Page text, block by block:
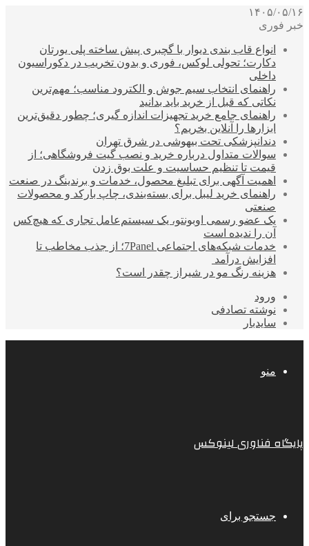
۱۴۰۵/۰۵/۱۶
خبر فوری
انواع قاب بندی دیوار با گچبری پیش ساخته پلی یورتان
دکارت؛ تحولی لوکس، فوری و بدون تخریب در دکوراسیون
داخلی
راهنمای انتخاب سیم جوش و الکترود مناسب؛ مهم‌ترین
نکاتی که قبل از خرید باید بدانید
راهنمای جامع خرید تجهیزات اندازه گیری؛ چطور دقیق‌ترین
ابزارها را آنلاین بخریم؟
دندانپزشکی تحت بیهوشی در شرق تهران
سوالات متداول درباره خرید و نصب گیت فروشگاهی؛ از
قیمت تا تنظیم حساسیت و علت بوق زدن
اهمیت آگهی برای تبلیغ محصول، خدمات و برندینگ در صنعت
راهنمای خرید لیبل برای بسته‌بندی، چاپ بارکد و محصولات
صنعتی
یک عضو رسمی اوبونتو، یک سیستم‌عامل تجاری که هیچ‌کس
آن را ندیده است
خدمات شبکه‌های اجتماعی 7Panel؛ از جذب مخاطب تا
افزایش درآمد
هزینه رنگ مو در شیراز چقدر است؟
ورود
نوشته تصادفی
سایدبار
منو
پایگاه فناوری لینوکس
جستجو برای